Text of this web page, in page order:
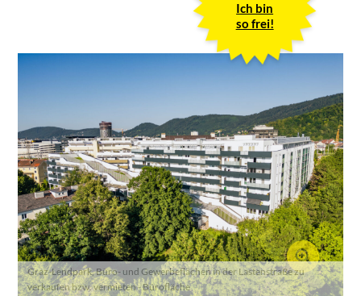
Ich bin
so frei!
Graz-Lendpark, Büro- und Gewerbeflächen in der Lastenstraße zu
verkaufen bzw. vermieten - Bürofläche